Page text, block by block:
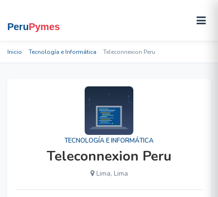
Inicio Tecnología e Informática Teleconnexion Peru
TECNOLOGÍA E INFORMÁTICA
Teleconnexion Peru
Lima, Lima